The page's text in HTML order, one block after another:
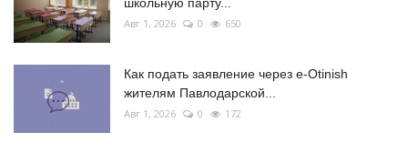
школьную парту...
Авг 1, 2026 0 650
Как подать заявление через e-Otinish
жителям Павлодарской...
Авг 1, 2026 0 172